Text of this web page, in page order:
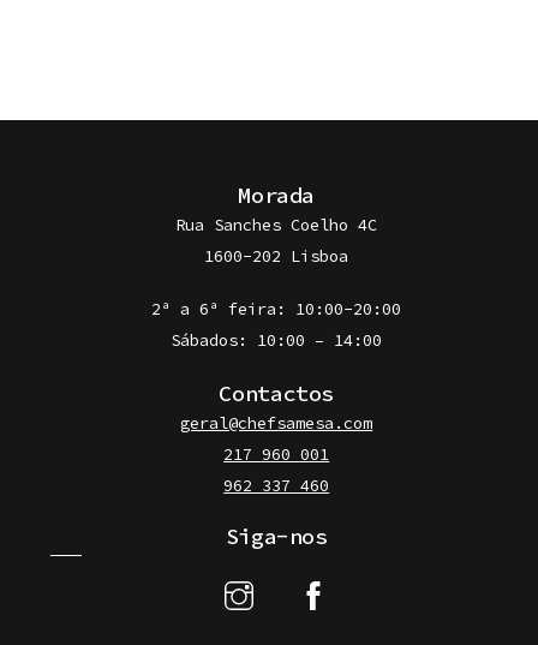
Morada
Rua Sanches Coelho 4C
1600-202 Lisboa
2ª a 6ª feira: 10:00-20:00
Sábados: 10:00 – 14:00
Contactos
geral@chefsamesa.com
217 960 001
962 337 460
Siga-nos